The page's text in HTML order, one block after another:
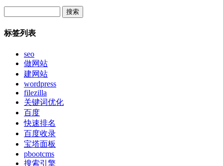
标签列表
seo
做网站
建网站
wordpress
filezilla
关键词优化
百度
快速排名
百度收录
宝塔面板
pbootcms
搜索引擎